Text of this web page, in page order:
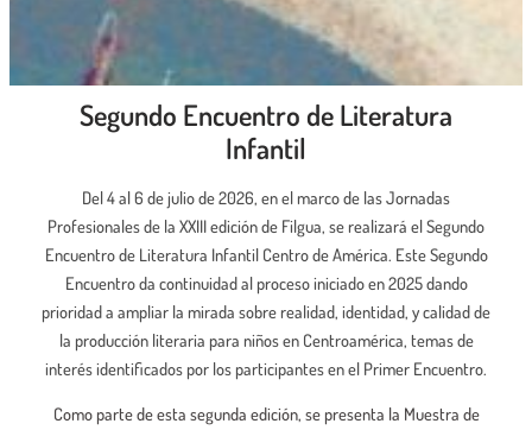
Segundo Encuentro de Literatura
Infantil
Del 4 al 6 de julio de 2026, en el marco de las Jornadas
Profesionales de la XXIII edición de Filgua, se realizará el Segundo
Encuentro de Literatura Infantil Centro de América. Este Segundo
Encuentro da continuidad al proceso iniciado en 2025 dando
prioridad a ampliar la mirada sobre realidad, identidad, y calidad de
la producción literaria para niños en Centroamérica, temas de
interés identificados por los participantes en el Primer Encuentro.
Como parte de esta segunda edición, se presenta la Muestra de